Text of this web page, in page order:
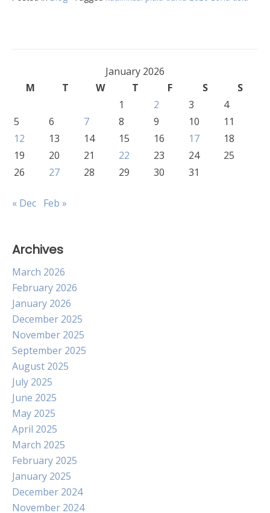
January 2026
M
T W T F S
S
1
2 3
4
5
6 7 8 9 10
11
12
13 14 15 16 17
18
19
20 21 22 23 24
25
26
27 28 29 30 31
« Dec Feb »
Archives
March 2026
February 2026
January 2026
December 2025
November 2025
September 2025
August 2025
July 2025
June 2025
May 2025
April 2025
March 2025
February 2025
January 2025
December 2024
November 2024